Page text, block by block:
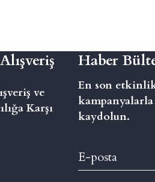
ve
Karşı
Haber
En son
kaydolun.